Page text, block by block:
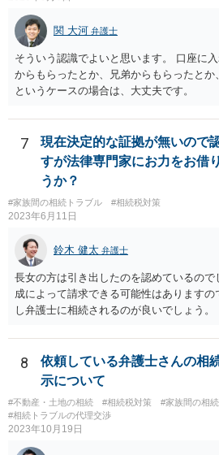
関 大河 弁護士
そういう認識でよいと思います。 口座に
からもらったとか、兄弟からもらったと
というケースの場合は、大丈夫です。
7
現在決定的な証拠が無いので
すが法律専門家にお力をお借
うか？
#家族間の相続トラブル #相続税対策
2023年6月11日
鈴木 健太 弁護士
長女の方は引き出したのを認めているの
成によって請求できる可能性はありますの
し弁護士に相続されるのが良いでしょう。
8
依頼している弁護士さんの相
示について
#不動産・土地の相続 #相続税対策 #家族間の相
#相続トラブルの代理交渉
2023年10月19日